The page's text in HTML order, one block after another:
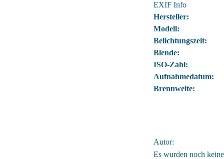
EXIF Info
Hersteller:
Modell:
Belichtungszeit:
Blende:
ISO-Zahl:
Aufnahmedatum:
Brennweite:
Autor:
Es wurden noch